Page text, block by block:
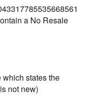
a No Resale
states the
not new)